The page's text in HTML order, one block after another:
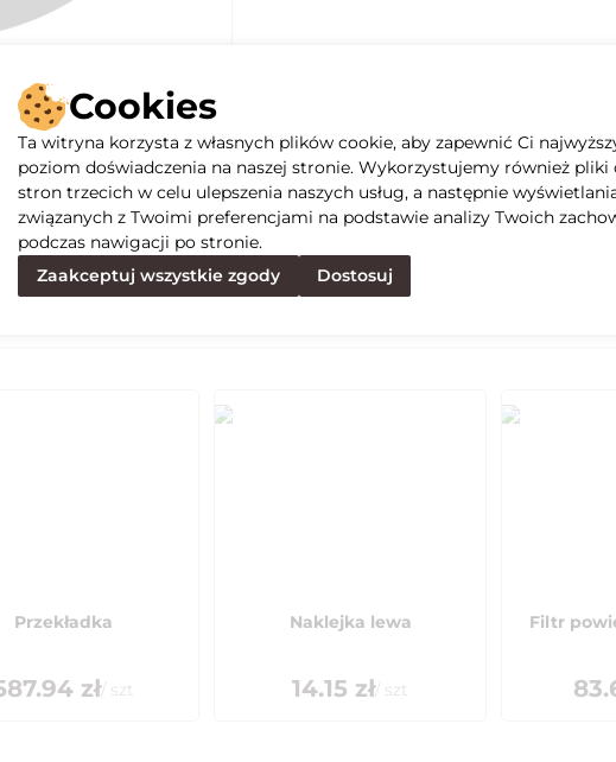
Przekładka
zł/ szt
Naklejka lewa
14.15 zł/ szt
Filtr
Cookies
Ta witryna korzysta z własnych plików cookie, aby zapewnić Ci
poziom doświadczenia na naszej stronie. Wykorzystujemy również pliki
stron trzecich w celu ulepszenia naszych usług, a następnie
związanych z Twoimi preferencjami na podstawie analizy Twoich
podczas nawigacji po stronie.
Zaakceptuj wszystkie zgody
Dostosuj